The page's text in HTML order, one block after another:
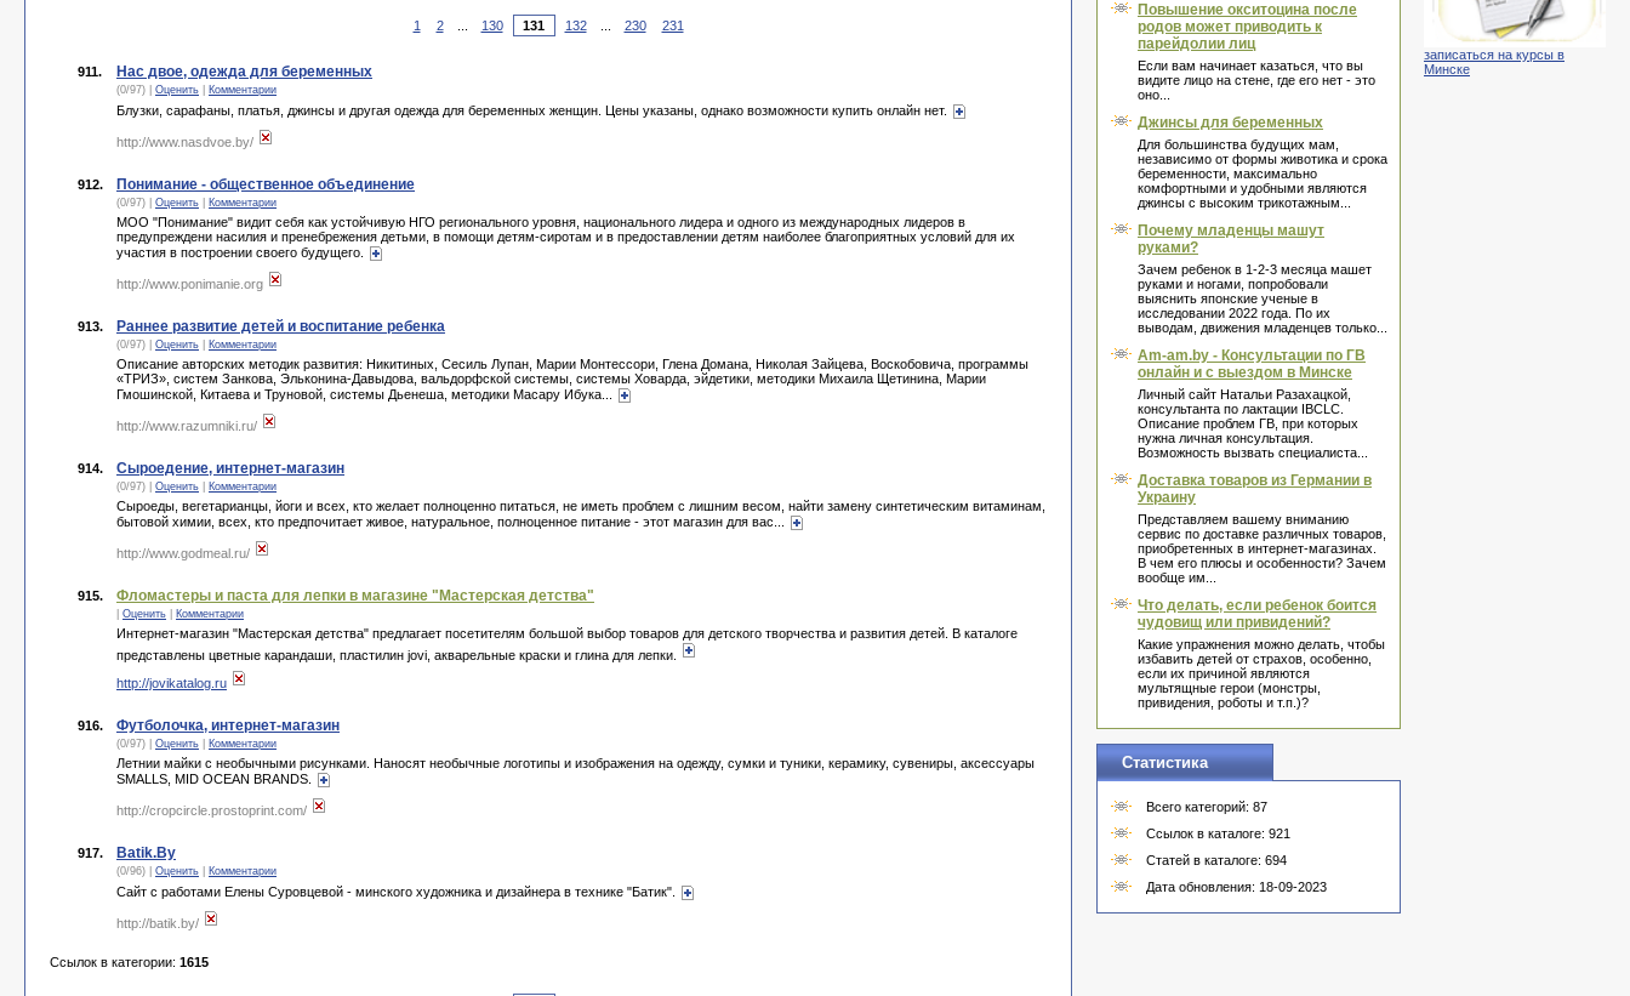
1 2 130 132 230 231
911. Нас двое, одежда для беременных
(0/97) | Оценить Комментарии
Блузки, сарафаны, платья, джинсы и другая одежда для беременных женщин. Цены указаны, однако возможности купить онлайн нет.
http://www.nasdvoe.by/
912. Понимание - общественное объединение
(0/97) | Оценить Комментарии
МОО "Понимание" видит себя как устойчивую НГО регионального уровня, национального лидера и одного из международных лидеров в
предупреждени насилия и пренебрежения детьми, в помощи детям-сиротам и в предоставлении детям наиболее благоприятных условий для их
участия в построении своего будущего.
http://www.ponimanie.org
913. Раннее развитие детей и воспитание ребенка
(0/97) | Оценить Комментарии
Описание авторских методик развития: Никитиных, Сесиль Лупан, Марии Монтессори, Глена Домана, Николая Зайцева, Воскобовича, программы
«ТРИЗ», систем Занкова, Эльконина-Давыдова, вальдорфской системы, системы Ховарда, эйдетики, методики Михаила Щетинина, Марии
Гмошинской, Китаева и Труновой, системы Дьенеша, методики Масару Ибука...
http://www.razumniki.ru/
914. Сыроедение, интернет-магазин
(0/97) | Оценить Комментарии
Cыроеды, вегетарианцы, йоги и всех, кто желает полноценно питаться, не иметь проблем с лишним весом, найти замену синтетическим витаминам,
бытовой химии, всех, кто предпочитает живое, натуральное, полноценное питание - этот магазин для вас...
http://www.godmeal.ru/
915. Фломастеры и паста для лепки в магазине "Мастерская детства"
Оценить Комментарии
Интернет-магазин "Мастерская детства" предлагает посетителям большой выбор товаров для детского творчества и развития детей. В каталоге
представлены цветные карандаши, пластилин jovi, акварельные краски и глина для лепки.
http://jovikatalog.ru
916. Футболочка, интернет-магазин
(0/97) | Оценить Комментарии
Летнии майки с необычными рисунками. Наносят необычные логотипы и изображения на одежду, сумки и туники, керамику, сувениры, аксессуары
SMALLS, MID OCEAN BRANDS.
http://cropcircle.prostoprint.com/
917. Batik.By
(0/96) | Оценить Комментарии
Сайт с работами Елены Суровцевой - минского художника и дизайнера в технике "Батик".
http://batik.by/
Ссылок в категории: 1615
Повышение окситоцина после
родов может приводить к
парейдолии лиц
Если вам начинает казаться, что вы
видите лицо на стене, где его нет - это
оно...
Джинсы для беременных
Для большинства будущих мам,
независимо от формы животика и срока
беременности, максимально
комфортными и удобными являются
джинсы с высоким трикотажным...
Почему младенцы машут
руками?
Зачем ребенок в 1-2-3 месяца машет
руками и ногами, попробовали
выяснить японские ученые в
исследовании 2022 года. По их
выводам, движения младенцев только...
Am-am.by - Консультации по ГВ
онлайн и с выездом в Минске
Личный сайт Натальи Разахацкой,
консультанта по лактации IBCLC.
Описание проблем ГВ, при которых
нужна личная консультация.
Возможность вызвать специалиста...
Доставка товаров из Германии в
Украину
Представляем вашему вниманию
сервис по доставке различных товаров,
приобретенных в интернет-магазинах.
В чем его плюсы и особенности? Зачем
вообще им...
Что делать, если ребенок боится
чудовищ или привидений?
Какие упражнения можно делать, чтобы
избавить детей от страхов, особенно,
если их причиной являются
мультящные герои (монстры,
привидения, роботы и т.п.)?
Статистика
Всего категорий: 87
Ссылок в каталоге: 921
Статей в каталоге: 694
Дата обновления: 18-09-2023
записаться на курсы в
Минске